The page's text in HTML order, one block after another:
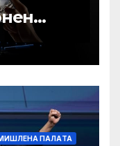
ПАЛAТА